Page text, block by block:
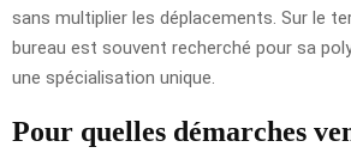
sans multiplier les déplacements. Sur le
bureau est souvent recherché pour sa
une spécialisation unique.
Pour quelles démarches